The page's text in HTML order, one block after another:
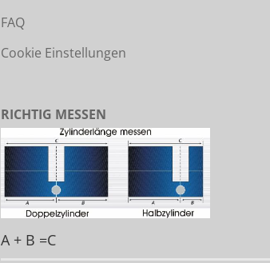
FAQ
Cookie Einstellungen
RICHTIG MESSEN
A + B =C